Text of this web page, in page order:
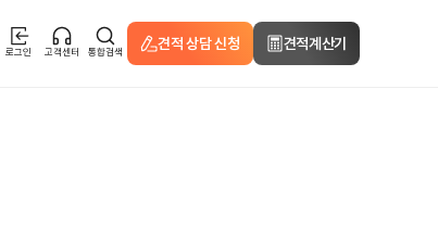
로그인 고객센터 통합검색 견적 상담 신청 견적계산기